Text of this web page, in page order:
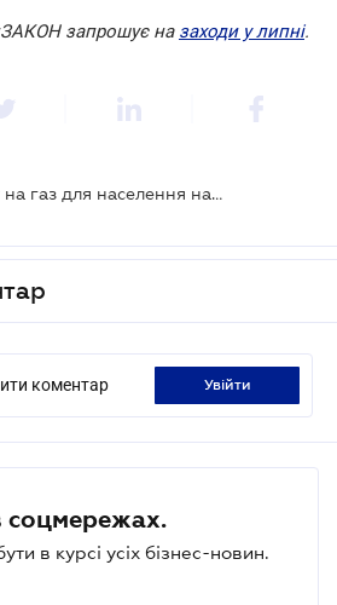
запрошує на заходи у липні.
Нафтогаз знизив ціну на газ для населення на 11,7%
коментар увійти
соцмережах.
в курсі усіх бізнес-новин.